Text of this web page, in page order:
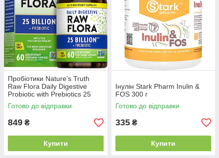
Пробіотики Nature's Truth
Raw Flora Daily Digestive
Probiotic with Prebiotics 25
Billion CFU 60 капс.
Готово до відправки
849 ₴
Купити
Інулін Stark Pharm Inulin &
FOS 300 г
Готово до відправки
335 ₴
Купити